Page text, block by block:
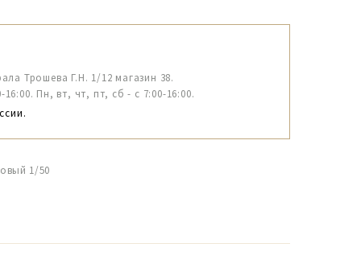
Трошева Г.Н. 1/12 магазин 38.
16:00. Пн, вт, чт, пт, сб - с 7:00-16:00.
1/50